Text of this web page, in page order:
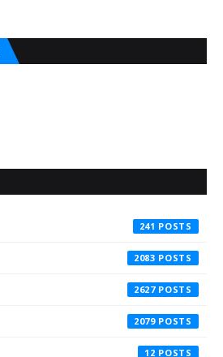
241
2083
2627
2079
12